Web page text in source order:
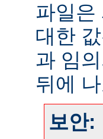
파일은
대한
과 임
뒤에
보안: